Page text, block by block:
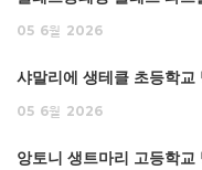
05 6월 2026
샤말리에 생테클 초등학교
05 6월 2026
앙토니 생트마리 고등학교